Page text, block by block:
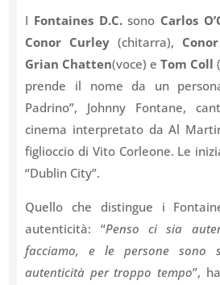
I Fontaines D.C.sono Carlos
Conor Curley (chitarra),
Grian Chatten(voce) eTom Coll
prende il nome da un
Padrino”, Johnny Fontane,
cinema interpretato da Al
figlioccio di Vito Corleone. Le
“Dublin City”.
Quello che distingue i
autenticità: “Penso ci sia
facciamo, e le persone sono
autenticità per troppo tempo”,